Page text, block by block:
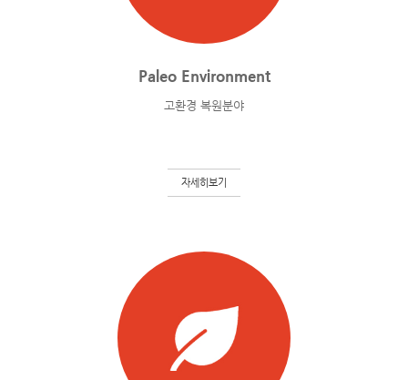
Paleo Environment
고환경 복원분야
자세히보기